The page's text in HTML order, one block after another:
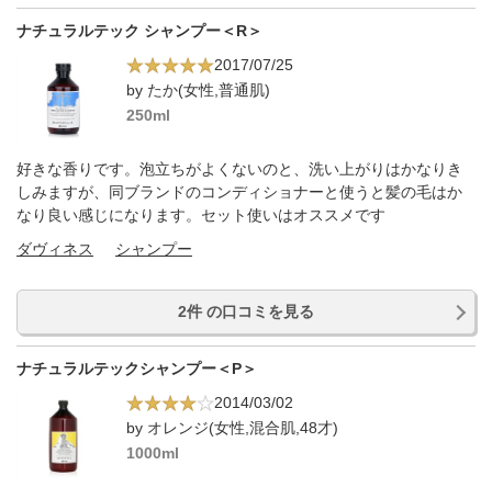
ナチュラルテック シャンプー＜R＞
2017/07/25
by たか(女性,普通肌)
250ml
好きな香りです。泡立ちがよくないのと、洗い上がりはかなりき
しみますが、同ブランドのコンディショナーと使うと髪の毛はか
なり良い感じになります。セット使いはオススメです
ダヴィネス
シャンプー
2件 の口コミを見る
ナチュラルテックシャンプー＜P＞
2014/03/02
by オレンジ(女性,混合肌,48才)
1000ml